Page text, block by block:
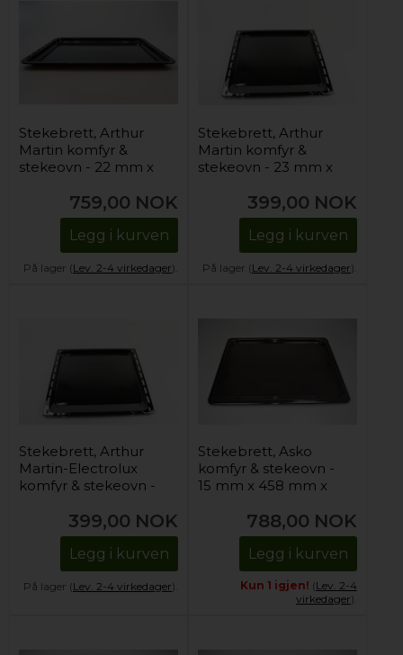
Stekebrett, Arthur
Martin komfyr &
stekeovn - 22 mm x
759,00 NOK
Legg i kurven
På lager (Lev. 2-4 virkedager).
Stekebrett, Arthur
Martin komfyr &
stekeovn - 23 mm x
399,00 NOK
Legg i kurven
På lager (Lev. 2-4 virkedager).
Stekebrett, Arthur
Martin-Electrolux
komfyr & stekeovn -
370 mm399,00 NOK
Legg i kurven
På lager (Lev. 2-4 virkedager).
Stekebrett, Asko
komfyr & stekeovn -
15 mm x 458 mm x
788,00 NOK
Legg i kurven
Kun 1 igjen! (Lev. 2-4
virkedager).